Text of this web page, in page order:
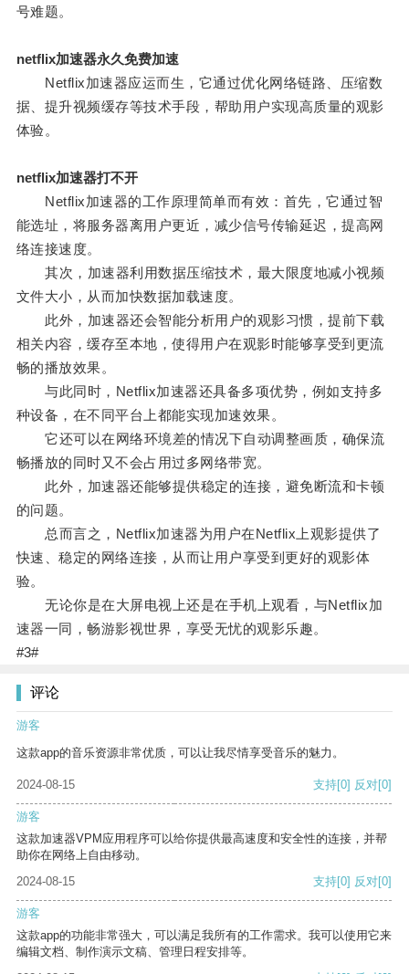
号难题。
netflix加速器永久免费加速
Netflix加速器应运而生，它通过优化网络链路、压缩数
据、提升视频缓存等技术手段，帮助用户实现高质量的观影
体验。
netflix加速器打不开
Netflix加速器的工作原理简单而有效：首先，它通过智
能选址，将服务器离用户更近，减少信号传输延迟，提高网
络连接速度。
其次，加速器利用数据压缩技术，最大限度地减小视频
文件大小，从而加快数据加载速度。
此外，加速器还会智能分析用户的观影习惯，提前下载
相关内容，缓存至本地，使得用户在观影时能够享受到更流
畅的播放效果。
与此同时，Netflix加速器还具备多项优势，例如支持多
种设备，在不同平台上都能实现加速效果。
它还可以在网络环境差的情况下自动调整画质，确保流
畅播放的同时又不会占用过多网络带宽。
此外，加速器还能够提供稳定的连接，避免断流和卡顿
的问题。
总而言之，Netflix加速器为用户在Netflix上观影提供了
快速、稳定的网络连接，从而让用户享受到更好的观影体
验。
无论你是在大屏电视上还是在手机上观看，与Netflix加
速器一同，畅游影视世界，享受无忧的观影乐趣。
#3#
评论
游客
这款app的音乐资源非常优质，可以让我尽情享受音乐的魅力。
2024-08-15 支持[0] 反对[0]
游客
这款加速器VPM应用程序可以给你提供最高速度和安全性的连接，并帮
助你在网络上自由移动。
2024-08-15
支持[0] 反对[0]
游客
这款app的功能非常强大，可以满足我所有的工作需求。我可以使用它来
编辑文档、制作演示文稿、管理日程安排等。